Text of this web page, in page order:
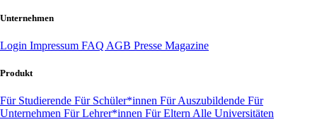
Unternehmen
Login Impressum FAQ AGB Presse Magazine
Produkt
Für Studierende Für Schüler*innen Für Auszubildende Für
Unternehmen Für Lehrer*innen Für Eltern Alle Universitäten